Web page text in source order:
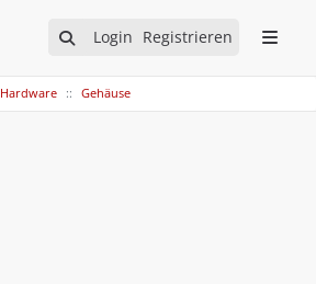
Login Registrieren
Hardware Gehäuse